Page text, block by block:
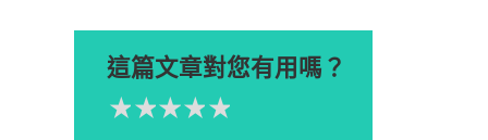
這篇文章對您有用嗎？
Please rate
4星
3星
2星
1星